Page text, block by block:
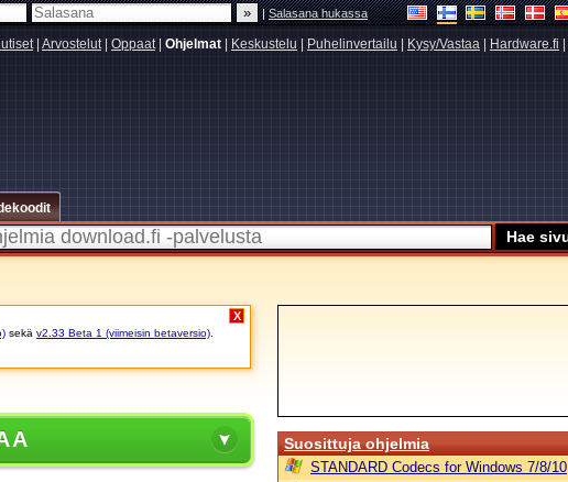
|Salasana hukassa
| Arvostelut| Oppaat| Ohjelmat Keskustelu Puhelinvertailu Kysy/Vastaa Hardware.fi
sekä v2.33 Beta 1 (viimeisin betaversio)
X
Suosittuja ohjelmia
STANDARD Codecs for Windows 7/8/10